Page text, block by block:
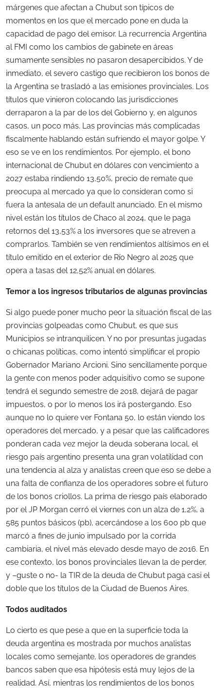
márgenes que afectan a Chubut son típicos de
momentos en los que el mercado pone en duda la
capacidad de pago del emisor. La recurrencia Argentina
al FMI como los cambios de gabinete en áreas
sumamente sensibles no pasaron desapercibidos. Y de
inmediato, el severo castigo que recibieron los bonos de
la Argentina se trasladó a las emisiones provinciales. Los
títulos que vinieron colocando las jurisdicciones
derraparon a la par de los del Gobierno y, en algunos
casos, un poco más. Las provincias más complicadas
fiscalmente hablando están sufriendo el mayor golpe. Y
eso se ve en los rendimientos. Por ejemplo, el bono
internacional de Chubut en dólares con vencimiento a
2027 estaba rindiendo 13,50%, precio de remate que
preocupa al mercado ya que lo consideran como si
fuera la antesala de un default anunciado. En el mismo
nivel están los títulos de Chaco al 2024, que le paga
retornos del 13,53% a los inversores que se atreven a
comprarlos. También se ven rendimientos altísimos en el
título emitido en el exterior de Río Negro al 2025 que
opera a tasas del 12,52% anual en dólares.
Temor a los ingresos tributarios de algunas provincias
Si algo puede poner mucho peor la situación fiscal de las
provincias golpeadas como Chubut, es que sus
Municipios se intranquilicen. Y no por presuntas jugadas
o chicanas políticas, como intentó simplificar el propio
Gobernador Mariano Arcioni. Sino sencillamente porque
la gente con menos poder adquisitivo como se supone
tendrá el segundo semestre de 2018, dejará de pagar
impuestos, o por lo menos los irá postergando. Eso
aunque no lo quiere ver Fontana 50, lo están viendo los
operadores del mercado, y a pesar que las calificadores
ponderan cada vez mejor la deuda soberana local, el
riesgo país argentino presenta una gran volatilidad con
una tendencia al alza y analistas creen que eso se debe a
una falta de confianza de los operadores sobre el futuro
de los bonos criollos. La prima de riesgo país elaborado
por el JP Morgan cerró el viernes con un alza de 1,2%, a
585 puntos básicos (pb), acercándose a los 600 pb que
marcó a fines de junio impulsado por la corrida
cambiaria, el nivel más elevado desde mayo de 2016. En
ese contexto, los bonos provinciales llevan la de perder,
y –guste o no- la TIR de la deuda de Chubut paga casi el
doble que los títulos de la Ciudad de Buenos Aires.
Todos auditados
Lo cierto es que pese a que en la superficie toda la
deuda argentina es mostrada por muchos analistas
locales como semejante, los operadores de grandes
bancos saben que esa hipótesis está muy lejos de la
realidad. Así, mientras los rendimientos de los bonos